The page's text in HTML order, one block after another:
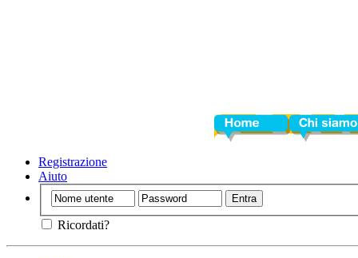
Home Chi siamo
Registrazione
Aiuto
Ricordati?